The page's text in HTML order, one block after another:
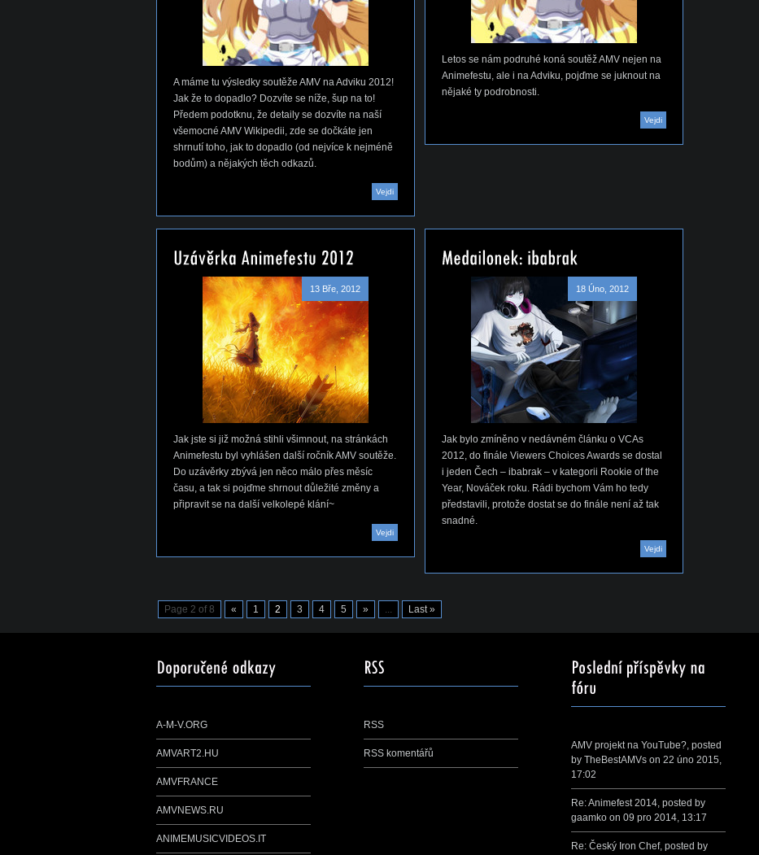
A máme tu výsledky soutěže AMV na Adviku 2012!
Jak že to dopadlo? Dozvíte se níže, šup na to!
Předem podotknu, že detaily se dozvíte na naší
všemocné AMV Wikipedii, zde se dočkáte jen
shrnutí toho, jak to dopadlo (od nejvíce k nejméně
bodům) a nějakých těch odkazů.
Vejdi
Letos se nám podruhé koná soutěž AMV nejen na
Animefestu, ale i na Adviku, pojďme se juknout na
nějaké ty podrobnosti.
Vejdi
13 Bře, 2012
Jak jste si již možná stihli všimnout, na stránkách
Animefestu byl vyhlášen další ročník AMV soutěže.
Do uzávěrky zbývá jen něco málo přes měsíc
času, a tak si pojďme shrnout důležité změny a
připravit se na další velkolepé klání~
Vejdi
18 Úno, 2012
Jak bylo zmíněno v nedávném článku o VCAs
2012, do finále Viewers Choices Awards se dostal
i jeden Čech – ibabrak – v kategorii Rookie of the
Year, Nováček roku. Rádi bychom Vám ho tedy
představili, protože dostat se do finále není až tak
snadné.
Vejdi
Page 2 of 8 « 1 2 3 4 5 » ... Last »
A-M-V.ORG
AMVART2.HU
AMVFRANCE
AMVNEWS.RU
ANIMEMUSICVIDEOS.IT
RSS
RSS komentářů
AMV projekt na YouTube?, posted
by TheBestAMVs on 22 úno 2015,
17:02
Re: Animefest 2014, posted by
gaamko on 09 pro 2014, 13:17
Re: Český Iron Chef, posted by